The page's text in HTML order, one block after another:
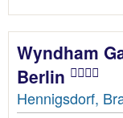
Wyndham
Berlin
Hennigsdorf,